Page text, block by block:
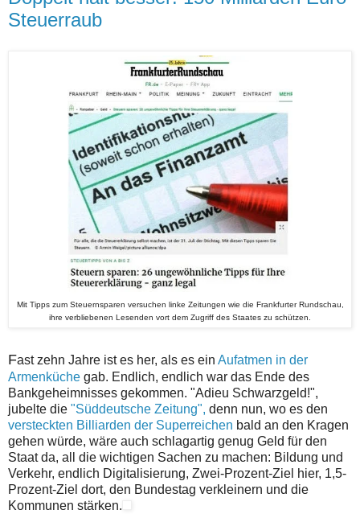
Steuerraub
Mit Tipps zum Steuernsparen versuchen linke Zeitungen wie die Frankfurter Rundschau,
ihre verbliebenen Lesenden vort dem Zugriff des Staates zu schützen.
Fast zehn Jahre ist es her, als es ein Aufatmen in der
Armenküche gab. Endlich, endlich war das Ende des
Bankgeheimnisses gekommen. "Adieu Schwarzgeld!",
jubelte die "Süddeutsche Zeitung", denn nun, wo es den
versteckten Billiarden der Superreichen bald an den Kragen
gehen würde, wäre auch schlagartig genug Geld für den
Staat da, all die wichtigen Sachen zu machen: Bildung und
Verkehr, endlich Digitalisierung, Zwei-Prozent-Ziel hier, 1,5-
Prozent-Ziel dort, den Bundestag verkleinern und die
Kommunen stärken.